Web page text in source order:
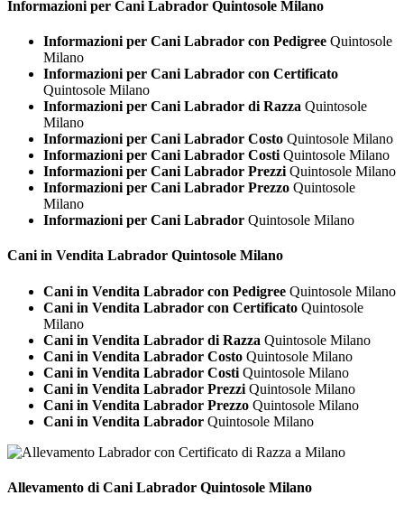
Informazioni per Cani Labrador Quintosole Milano
Informazioni per Cani Labrador con Pedigree Quintosole
Milano
Informazioni per Cani Labrador con Certificato
Quintosole Milano
Informazioni per Cani Labrador di Razza Quintosole
Milano
Informazioni per Cani Labrador Costo Quintosole Milano
Informazioni per Cani Labrador Costi Quintosole Milano
Informazioni per Cani Labrador Prezzi Quintosole Milano
Informazioni per Cani Labrador Prezzo Quintosole
Milano
Informazioni per Cani Labrador Quintosole Milano
Cani in Vendita Labrador Quintosole Milano
Cani in Vendita Labrador con Pedigree Quintosole Milano
Cani in Vendita Labrador con Certificato Quintosole
Milano
Cani in Vendita Labrador di Razza Quintosole Milano
Cani in Vendita Labrador Costo Quintosole Milano
Cani in Vendita Labrador Costi Quintosole Milano
Cani in Vendita Labrador Prezzi Quintosole Milano
Cani in Vendita Labrador Prezzo Quintosole Milano
Cani in Vendita Labrador Quintosole Milano
Allevamento di Cani Labrador Quintosole Milano